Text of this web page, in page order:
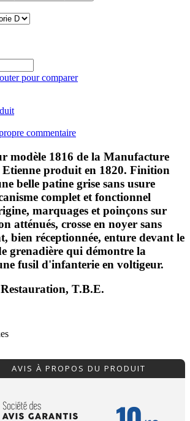
pour comparer
commentaire
modèle 1816 de la Manufacture
Etienne produit en 1820. Finition
belle patine grise sans usure
complet et fonctionnel
marquages et poinçons sur
atténués, crosse en noyer sans
bien réceptionnée, enture devant le
grenadière qui démontre la
fusil d'infanterie en voltigeur.
T.B.E.
AVIS À PROPOS DU PRODUIT